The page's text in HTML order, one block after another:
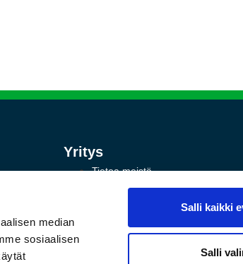
median
sosiaalisen
Salli kaikki
Salli
Yritys
Tietoa meistä
Tuotteet
Toimitusehdot ja palautukset